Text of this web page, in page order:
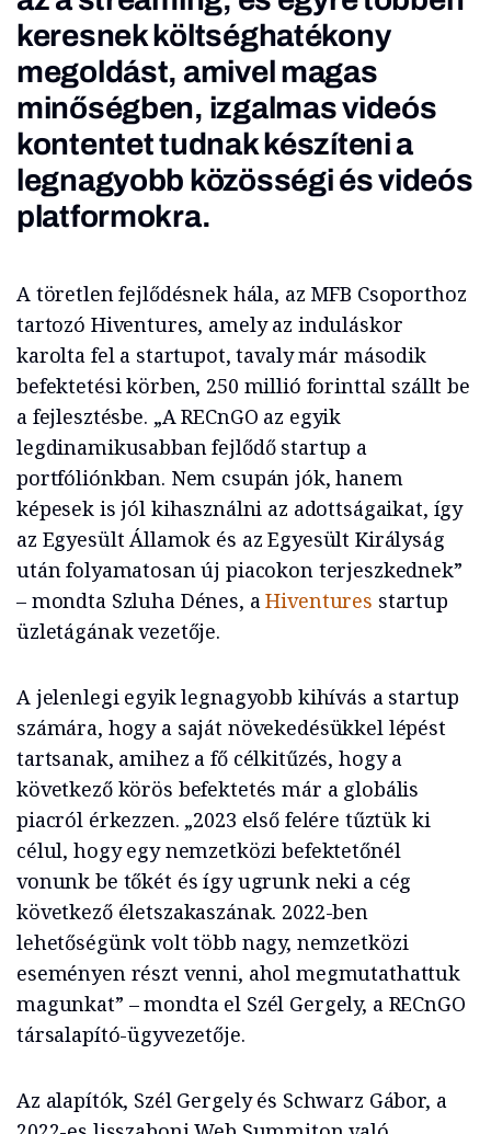
keresnek költséghatékony
megoldást, amivel magas
minőségben, izgalmas videós
kontentet tudnak készíteni a
legnagyobb közösségi és videós
platformokra.
A töretlen fejlődésnek hála, az MFB Csoporthoz
tartozó Hiventures, amely az induláskor
karolta fel a startupot, tavaly már második
befektetési körben, 250 millió forinttal szállt be
a fejlesztésbe. „A RECnGO az egyik
legdinamikusabban fejlődő startup a
portfóliónkban. Nem csupán jók, hanem
képesek is jól kihasználni az adottságaikat, így
az Egyesült Államok és az Egyesült Királyság
után folyamatosan új piacokon terjeszkednek”
– mondta Szluha Dénes, aHiventures startup
üzletágának vezetője.
A jelenlegi egyik legnagyobb kihívás a startup
számára, hogy a saját növekedésükkel lépést
tartsanak, amihez a fő célkitűzés, hogy a
következő körös befektetés már a globális
piacról érkezzen. „2023 első felére tűztük ki
célul, hogy egy nemzetközi befektetőnél
vonunk be tőkét és így ugrunk neki a cég
következő életszakaszának. 2022-ben
lehetőségünk volt több nagy, nemzetközi
eseményen részt venni, ahol megmutathattuk
magunkat” – mondta el Szél Gergely, a RECnGO
társalapító-ügyvezetője.
Az alapítók, Szél Gergely és Schwarz Gábor, a